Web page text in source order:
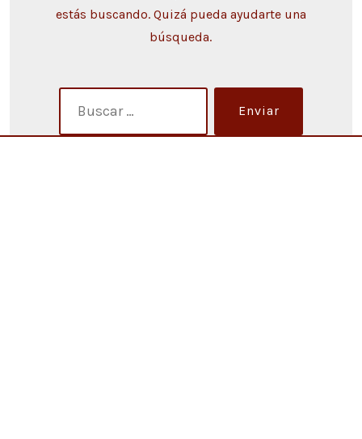
estás buscando. Quizá pueda ayudarte una
búsqueda.
Enviar